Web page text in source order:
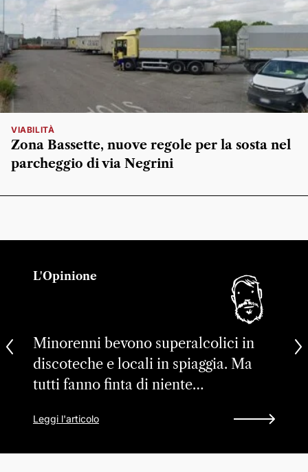
VIABILITÀ
Zona Bassette, nuove regole per la sosta nel
parcheggio di via Negrini
L'Opinione
Minorenni bevono superalcolici in
discoteche e locali in spiaggia. Ma
tutti fanno finta di niente…
Leggi l'articolo